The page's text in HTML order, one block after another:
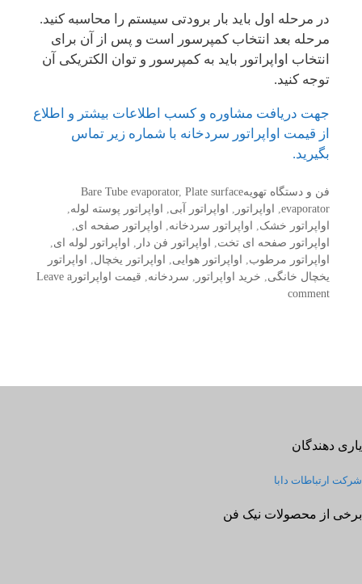
در مرحله اول باید بار برودتی سیستم را محاسبه کنید.
مرحله بعد انتخاب کمپرسور است و پس از آن برای
انتخاب اواپراتور باید به کمپرسور و توان الکتریکی آن
توجه کنید.
جهت دریافت مشاوره و کسب اطلاعات بیشتر و اطلاع
از قیمت اواپراتور سردخانه با شماره زیر تماس
بگیرید.
Categories
فن و دستگاه تهویهTags
Bare Tube evaporator, Plate surface
evaporator
, اواپراتور , اواپراتور آبی, اواپراتور پوسته لوله,
اواپراتور خشک, اواپراتور سردخانه, اواپراتور صفحه ای,
اواپراتور صفحه ای تخت, اواپراتور فن دار , اواپراتور لوله ای,
اواپراتور مرطوب, اواپراتور هوایی, اواپراتور یخچال, اواپراتور
یخچال خانگی, خرید اواپراتور , سردخانه, قیمت اواپراتور Leave a
comment
یاری دهندگان
شرکت ارتباطات دابا
برخی از محصولات نیک فن